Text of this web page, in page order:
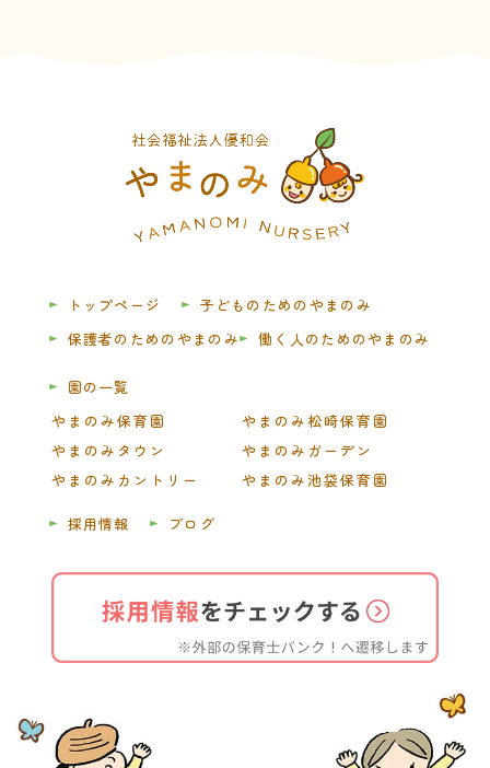
トップページ
子どものためのやまのみ
保護者のためのやまのみ
働く人のためのやまのみ
園の一覧
やまのみ保育園
やまのみ松崎保育園
やまのみタウン
やまのみガーデン
やまのみカントリー
やまのみ池袋保育園
採用情報 ブログ